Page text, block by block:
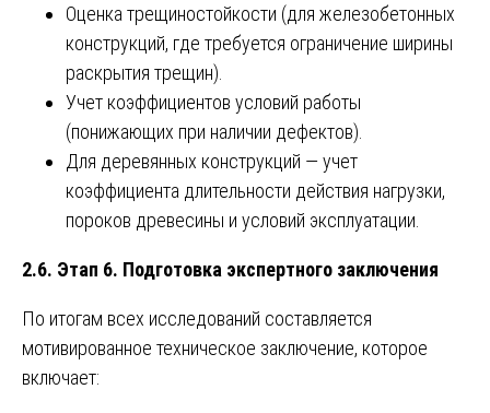
Оценка трещиностойкости (для железобетонных
конструкций, где требуется ограничение ширины
раскрытия трещин).
Учет коэффициентов условий работы
(понижающих при наличии дефектов).
Для деревянных конструкций — учет
коэффициента длительности действия нагрузки,
пороков древесины и условий эксплуатации.
2.6. Этап 6. Подготовка экспертного заключения
По итогам всех исследований составляется
мотивированное техническое заключение, которое
включает: